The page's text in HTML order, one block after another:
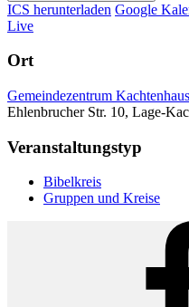
ICS herunterladen Google
Live
Ort
Gemeindezentrum
Ehlenbrucher Str. 10, Lage-
Veranstaltungstyp
Bibelkreis
Gruppen und Kreise